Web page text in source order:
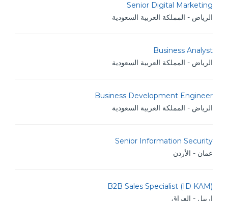
Senior Digital Marketing
الرياض - المملكة العربية السعودية
Business Analyst
الرياض - المملكة العربية السعودية
Business Development Engineer
الرياض - المملكة العربية السعودية
Senior Information Security
عمان - الأردن
B2B Sales Specialist (ID KAM)
اربيل - العراق